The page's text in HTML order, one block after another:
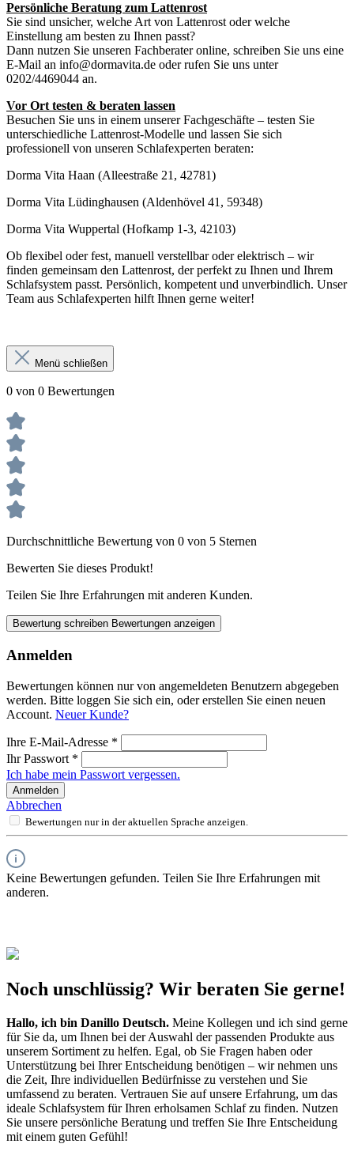
Persönliche Beratung zum Lattenrost
Sie sind unsicher, welche Art von Lattenrost oder welche
Einstellung am besten zu Ihnen passt?
Dann nutzen Sie unseren Fachberater online, schreiben Sie uns eine
E-Mail an info@dormavita.de oder rufen Sie uns unter
0202/4469044 an.
Vor Ort testen & beraten lassen
Besuchen Sie uns in einem unserer Fachgeschäfte – testen Sie
unterschiedliche Lattenrost-Modelle und lassen Sie sich
professionell von unseren Schlafexperten beraten:
Dorma Vita Haan (Alleestraße 21, 42781)
Dorma Vita Lüdinghausen (Aldenhövel 41, 59348)
Dorma Vita Wuppertal (Hofkamp 1-3, 42103)
Ob flexibel oder fest, manuell verstellbar oder elektrisch – wir
finden gemeinsam den Lattenrost, der perfekt zu Ihnen und Ihrem
Schlafsystem passt. Persönlich, kompetent und unverbindlich. Unser
Team aus Schlafexperten hilft Ihnen gerne weiter!
Menü schließen
0 von 0 Bewertungen
Durchschnittliche Bewertung von 0 von 5 Sternen
Bewerten Sie dieses Produkt!
Teilen Sie Ihre Erfahrungen mit anderen Kunden.
Bewertung schreiben Bewertungen anzeigen
Anmelden
Bewertungen können nur von angemeldeten Benutzern abgegeben
werden. Bitte loggen Sie sich ein, oder erstellen Sie einen neuen
Account. Neuer Kunde?
Ihre E-Mail-Adresse *
Ihr Passwort *
Ich habe mein Passwort vergessen.
Anmelden
Abbrechen
Bewertungen nur in der aktuellen Sprache anzeigen.
Keine Bewertungen gefunden. Teilen Sie Ihre Erfahrungen mit
anderen.
Noch unschlüssig? Wir beraten Sie gerne!
Hallo, ich bin Danillo Deutsch. Meine Kollegen und ich sind gerne
für Sie da, um Ihnen bei der Auswahl der passenden Produkte aus
unserem Sortiment zu helfen. Egal, ob Sie Fragen haben oder
Unterstützung bei Ihrer Entscheidung benötigen – wir nehmen uns
die Zeit, Ihre individuellen Bedürfnisse zu verstehen und Sie
umfassend zu beraten. Vertrauen Sie auf unsere Erfahrung, um das
ideale Schlafsystem für Ihren erholsamen Schlaf zu finden. Nutzen
Sie unsere persönliche Beratung und treffen Sie Ihre Entscheidung
mit einem guten Gefühl!